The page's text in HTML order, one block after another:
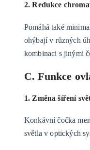
2. Redukce
Pomáhá také
ohýbají v různých
kombinaci s jinými
C. Funkce
1. Změna šíření
Konkávní čočka
světla v optických